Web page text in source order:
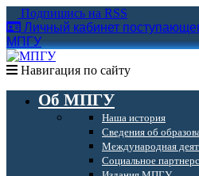
Подпишись на RSS
Личный кабинет
МПГУ
Навигация по сайту
Об МПГУ
Наша история
Сведения об
Международная
Социальное